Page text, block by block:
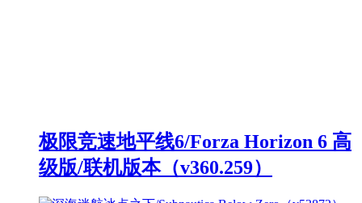
极限竞速地平线6/Forza Horizon 6 高
级版/联机版本（v360.259）